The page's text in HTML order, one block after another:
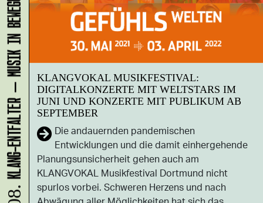
KLANGVOKAL MUSIKFESTIVAL:
DIGITALKONZERTE MIT WELTSTARS IM
JUNI UND KONZERTE MIT PUBLIKUM AB
SEPTEMBER
Die andauernden pandemischen
Entwicklungen und die damit einhergehende
Planungsunsicherheit gehen auch am
KLANGVOKAL Musikfestival Dortmund nicht
spurlos vorbei. Schweren Herzens und nach